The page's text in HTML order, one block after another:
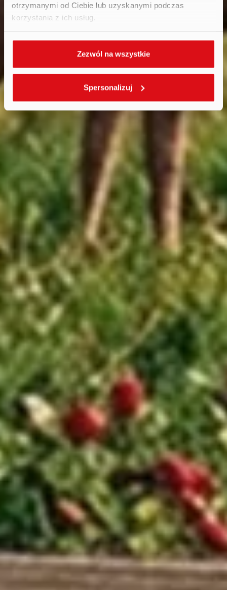
otrzymanymi od Ciebie lub uzyskanymi podczas
korzystania z ich usług.
Zezwól na wszystkie
Spersonalizuj